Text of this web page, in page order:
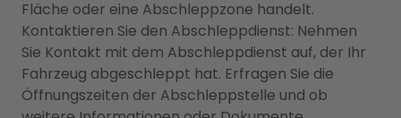
Fläche oder eine Abschleppzone handelt.
Kontaktieren Sie den Abschleppdienst: Nehmen
Sie Kontakt mit dem Abschleppdienst auf, der Ihr
Fahrzeug abgeschleppt hat. Erfragen Sie die
Öffnungszeiten der Abschleppstelle und ob